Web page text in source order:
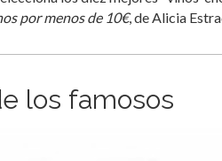
por menos de 10€, de Alicia
los famosos